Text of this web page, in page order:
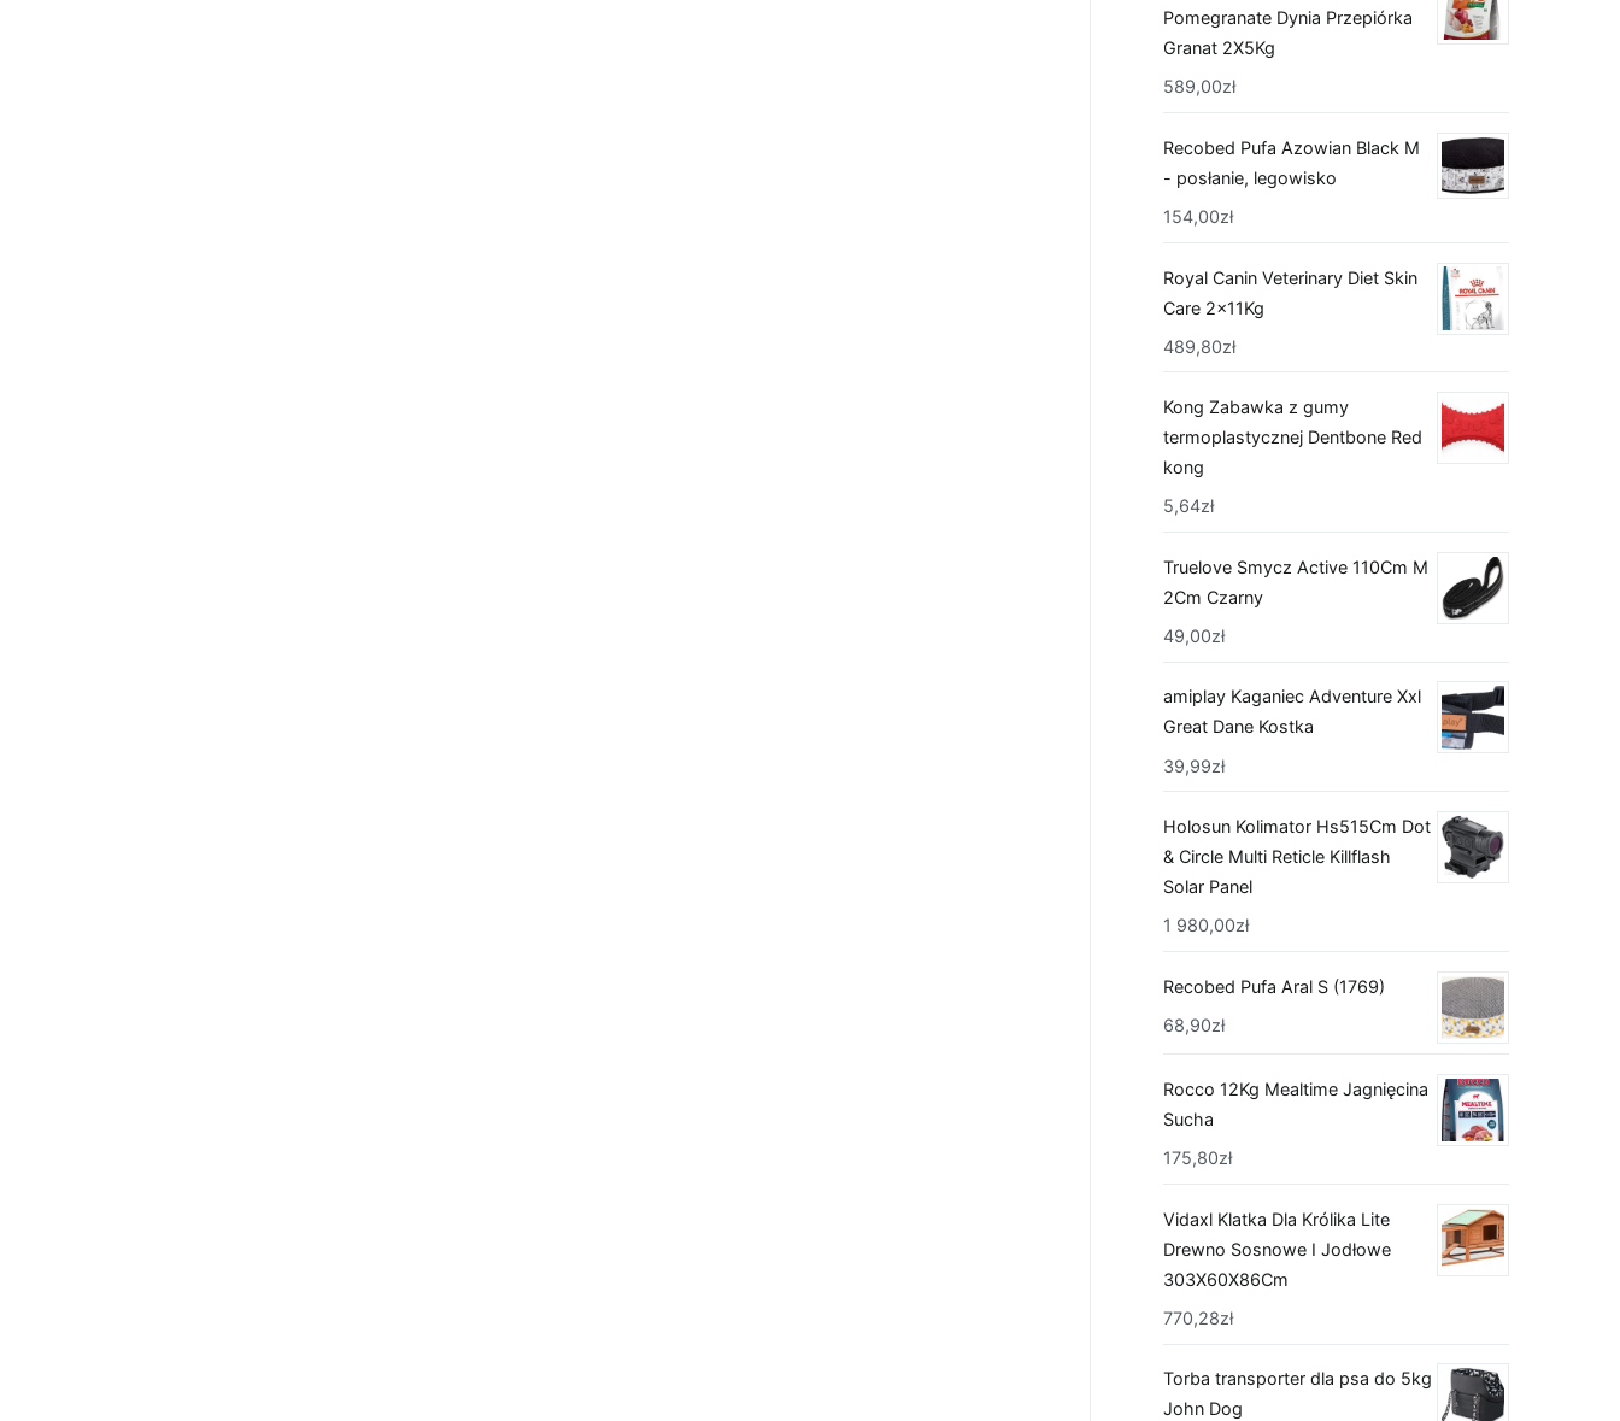
Pomegranate Dynia Przepiórka
Granat 2X5Kg
589,00zł
Recobed Pufa Azowian Black M
- posłanie, legowisko
154,00zł
Royal Canin Veterinary Diet Skin
Care 2x11Kg
489,80zł
Kong Zabawka z gumy
termoplastycznej Dentbone Red
kong
5,64zł
Truelove Smycz Active 110Cm M
2Cm Czarny
49,00zł
amiplay Kaganiec Adventure Xxl
Great Dane Kostka
39,99zł
Holosun Kolimator Hs515Cm Dot
& Circle Multi Reticle Killflash
Solar Panel
1 980,00zł
Recobed Pufa Aral S (1769)
68,90zł
Rocco 12Kg Mealtime Jagnięcina
Sucha
175,80zł
Vidaxl Klatka Dla Królika Lite
Drewno Sosnowe I Jodłowe
303X60X86Cm
770,28zł
Torba transporter dla psa do 5kg
John Dog